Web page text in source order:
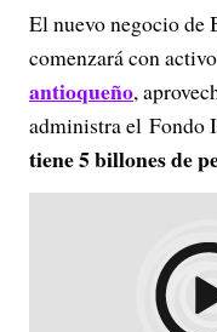
El nuevo negocio de
comenzará con
antioqueño,
administra el
tiene 5 billones de